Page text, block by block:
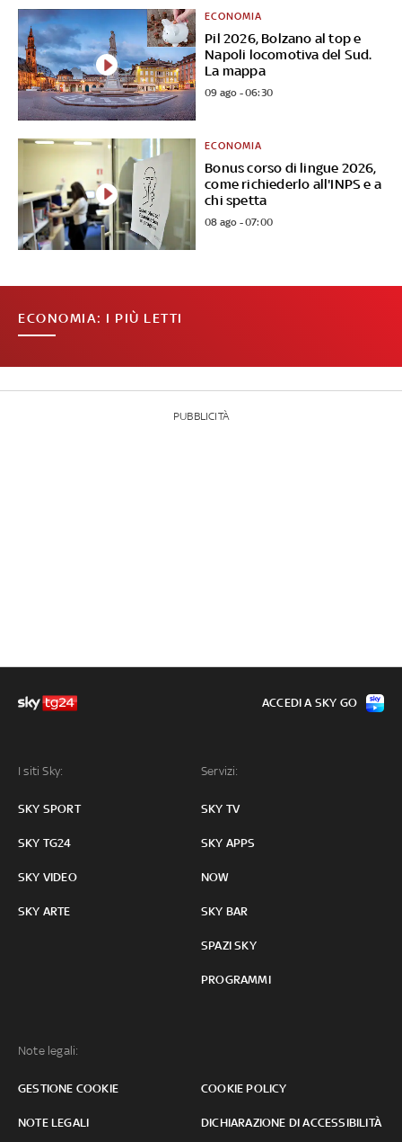
Pil 2026, Bolzano al top e
Napoli locomotiva del Sud.
La mappa
ECONOMIA
09 ago - 06:30
Bonus corso di lingue 2026,
come richiederlo all'INPS e a
chi spetta
ECONOMIA
08 ago - 07:00
ECONOMIA: I PIÙ LETTI
PUBBLICITÀ
I siti Sky:
SKY SPORT
SKY TG24
SKY VIDEO
SKY ARTE
Servizi:
SKY TV
SKY APPS
NOW
SKY BAR
SPAZI SKY
PROGRAMMI
Note legali:
GESTIONE COOKIE COOKIE POLICY
NOTE LEGALI DICHIARAZIONE DI ACCESSIBILITÀ
ACCEDI A SKY GO